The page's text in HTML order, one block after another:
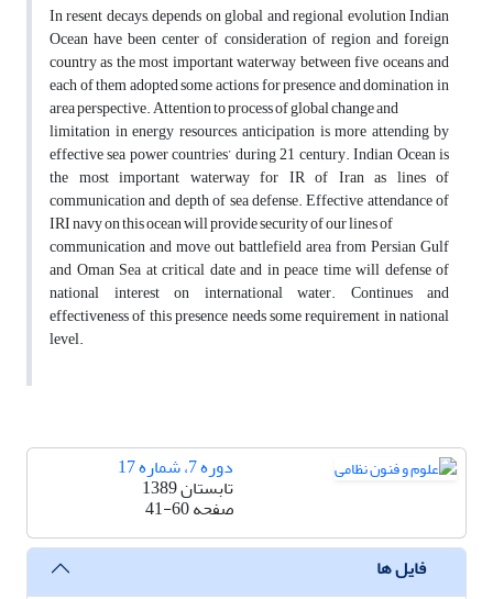
In resent decays, depends on global and regional evolution Indian
Ocean have been center of consideration of region and foreign
country as the most important waterway between five oceans and
each of them adopted some actions for presence and domination in
area perspective. Attention to process of global change and
limitation in energy resources, anticipation is more attending by
effective sea power countries’ during 21 century. Indian Ocean is
the most important waterway for IR of Iran as lines of
communication and depth of sea defense. Effective attendance of
IRI navy on this ocean will provide security of our lines of
communication and move out battlefield area from Persian Gulf
and Oman Sea at critical date and in peace time will defense of
national interest on international water. Continues and
effectiveness of this presence needs some requirement in national
level.
دوره 7، شماره 17
تابستان 1389
صفحه41-60
فایل ها